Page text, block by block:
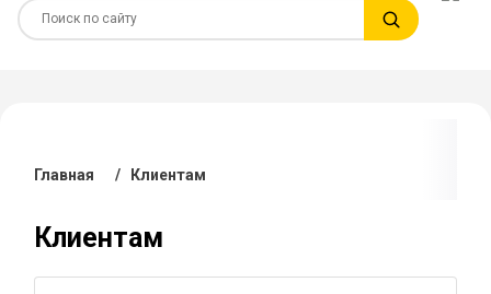
Главная / Клиентам
Клиентам